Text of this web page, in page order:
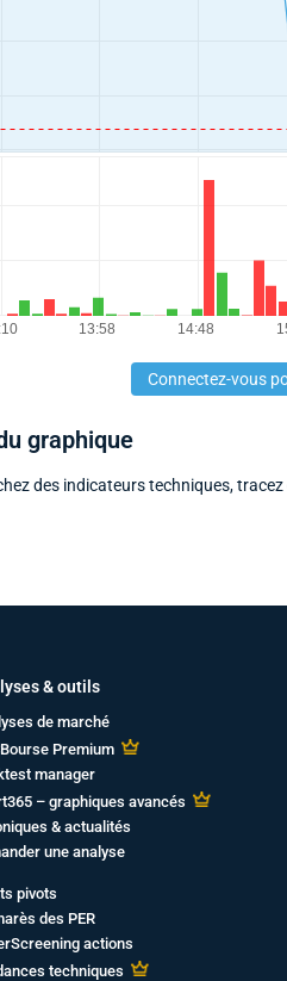
Connectez-vous
graphique
des indicateurs techniques,
& outils
de marché
Premium
manager
– graphiques avancés
& actualités
une analyse
pivots
des PER
actions
techniques